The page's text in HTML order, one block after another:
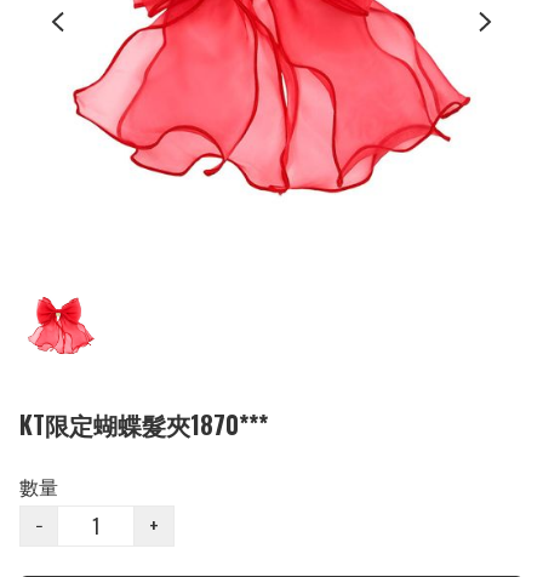
KT限定蝴蝶髮夾1870***
數量
−
+